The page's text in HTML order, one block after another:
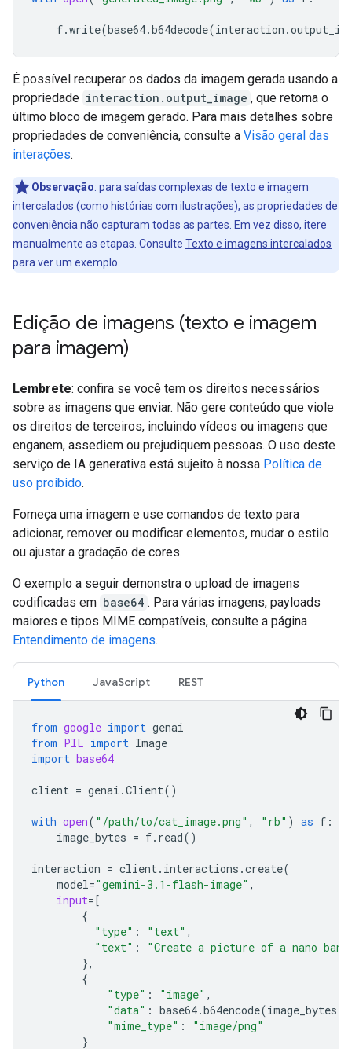
f.write(base64.b64decode(interaction .
É possível recuperar os dados da imagem gerada usando a
propriedade interaction.output_image , que retorna o
último bloco de imagem gerado. Para mais detalhes sobre
propriedades de conveniência, consulte a Visão geral das
interações.
Observação: para saídas complexas de texto e imagem
intercalados (como histórias com ilustrações), as propriedades de
conveniência não capturam todas as partes. Em vez disso, itere
manualmente as etapas. Consulte Texto e imagens intercalados
para ver um exemplo.
Edição de imagens (texto e imagem
para imagem)
Lembrete: confira se você tem os direitos necessários
sobre as imagens que enviar. Não gere conteúdo que viole
os direitos de terceiros, incluindo vídeos ou imagens que
enganem, assediem ou prejudiquem pessoas. O uso deste
serviço de IA generativa está sujeito à nossa Política de
uso proibido.
Forneça uma imagem e use comandos de texto para
adicionar, remover ou modificar elementos, mudar o estilo
ou ajustar a gradação de cores.
O exemplo a seguir demonstra o upload de imagens
codificadas em base64 . Para várias imagens, payloads
maiores e tipos MIME compatíveis, consulte a página
Entendimento de imagens.
Python JavaScript REST
from google import genai
from PIL import Image
import base64
client = genai .Client()
with open( "/path/to/cat_image.png" , "rb" ) as f :
image_bytes = f. read()
interaction = client. interactions .create(
model="gemini-3.1-flash-image" ,
input=[
{
"type" : "text" ,
"text" :
"Create a picture of a nano
},
{
"type" : "image" ,
"data" : base64.b64encode(image_bytes
"mime_type" :
"image/png"
}